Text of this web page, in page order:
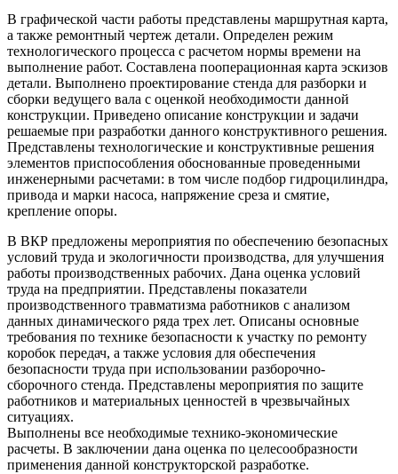
В графической части работы представлены маршрутная карта,
а также ремонтный чертеж детали. Определен режим
технологического процесса с расчетом нормы времени на
выполнение работ. Составлена пооперационная карта эскизов
детали. Выполнено проектирование стенда для разборки и
сборки ведущего вала с оценкой необходимости данной
конструкции. Приведено описание конструкции и задачи
решаемые при разработки данного конструктивного решения.
Представлены технологические и конструктивные решения
элементов приспособления обоснованные проведенными
инженерными расчетами: в том числе подбор гидроцилиндра,
привода и марки насоса, напряжение среза и смятие,
крепление опоры.
В ВКР предложены мероприятия по обеспечению безопасных
условий труда и экологичности производства, для улучшения
работы производственных рабочих. Дана оценка условий
труда на предприятии. Представлены показатели
производственного травматизма работников с анализом
данных динамического ряда трех лет. Описаны основные
требования по технике безопасности к участку по ремонту
коробок передач, а также условия для обеспечения
безопасности труда при использовании разборочно-
сборочного стенда. Представлены мероприятия по защите
работников и материальных ценностей в чрезвычайных
ситуациях.
Выполнены все необходимые технико-экономические
расчеты. В заключении дана оценка по целесообразности
применения данной конструкторской разработке.